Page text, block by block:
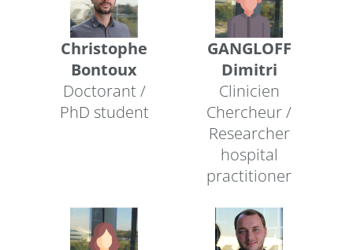
Christophe
Bontoux
Doctorant /
PhD student
GANGLOFF
Dimitri
Clinicien
Chercheur /
Researcher
hospital
practitioner